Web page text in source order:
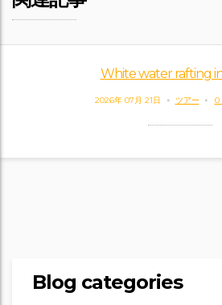
White water rafting
2026年 07月 21日 ツアー 0
Blog categories